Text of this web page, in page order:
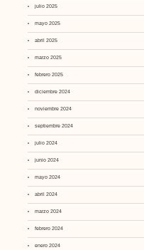
julio 2025
mayo 2025
abril 2025
marzo 2025
febrero 2025
diciembre 2024
noviembre 2024
septiembre 2024
julio 2024
junio 2024
mayo 2024
abril 2024
marzo 2024
febrero 2024
enero 2024